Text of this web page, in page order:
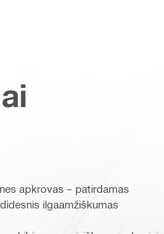
apkrovas – patirdamas
ilgaamžiškumas